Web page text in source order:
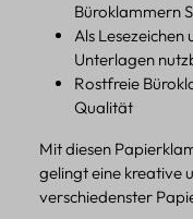
Büroklammern
Als
Unterlagen
Rostfreie
Qualität
Mit diesen
gelingt eine kreative
verschiedenster